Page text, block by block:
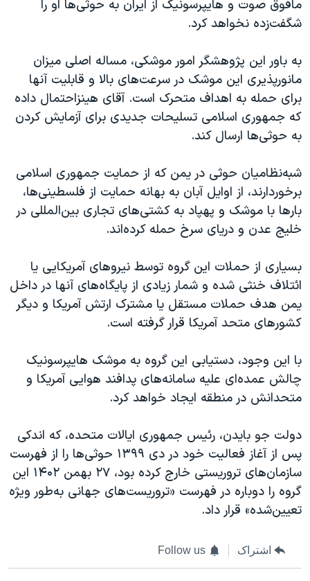
مافوق صوت و هایپرسونیک از ایران به حوثی‌ها او را
شگفت‌زده نخواهد کرد.
به باور این پژوهشگر امور موشکی، مساله اصلی میزان
مانورپذیری این موشک در سرعت‌های بالا و قابلیت آنها
برای حمله به اهداف متحرک است. آقای هینزاحتمال داده
که جمهوری اسلامی تسلیحات جدیدی برای آزمایش کردن
به حوثی‌ها ارسال کند.
شبه‌نظامیان حوثی در یمن که از حمایت جمهوری اسلامی
برخوردارند، از اوایل آبان به بهانه حمایت از فلسطینی‌ها،
بارها با موشک و پهپاد به کشتی‌های تجاری بین‌المللی در
خلیج عدن و دریای سرخ حمله کرده‌اند.
بسیاری از حملات این گروه توسط نیروهای آمریکایی یا
ائتلاف خنثی شده و شمار زیادی از پایگاه‌های آنها در داخل
یمن هدف حملات مستقل یا مشترک ارتش آمریکا و دیگر
کشورهای متحد آمریکا قرار گرفته است.
با این وجود، دستیابی این گروه به موشک هایپرسونیک
چالش عمده‌ای علیه سامانه‌های پدافند هوایی آمریکا و
متحدانش در منطقه ایجاد خواهد کرد.
دولت جو بایدن، رئیس جمهوری ایالات متحده، که اندکی
پس از آغاز فعالیت خود در دی ۱۳۹۹ حوثی‌ها را از فهرست
سازمان‌های تروریستی خارج کرده بود، ۲۷ بهمن ۱۴۰۲ این
گروه را دوباره در فهرست «تروریست‌های جهانی به‌طور ویژه
تعیین‌شده» قرار داد.
اشتراک Follow us